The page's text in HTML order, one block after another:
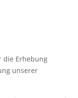
die Erhebung
unserer